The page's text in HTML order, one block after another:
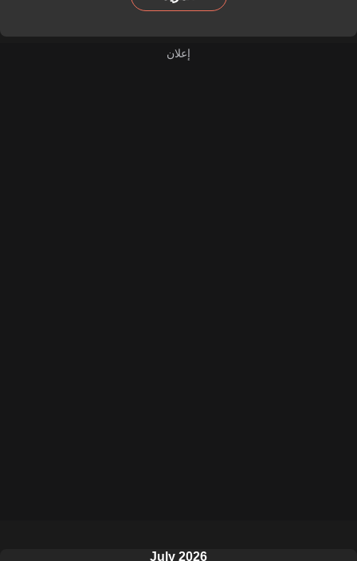
July 2026